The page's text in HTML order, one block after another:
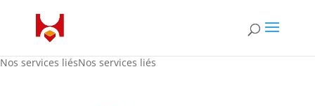
Nos services liésNos services liés